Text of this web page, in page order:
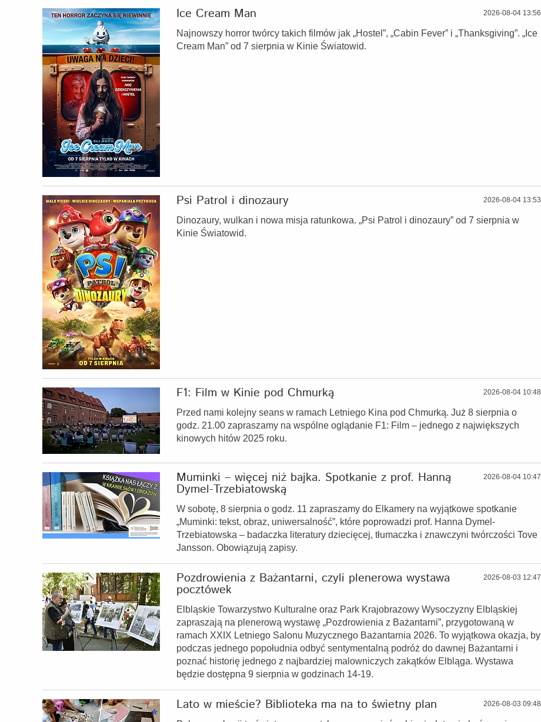
Ice Cream Man 2026-08-04 13:56
Najnowszy horror twórcy takich filmów jak „Hostel”, „Cabin Fever” i „Thanksgiving”. „Ice
Cream Man” od 7 sierpnia w Kinie Światowid.
Psi Patrol i dinozaury 2026-08-04 13:53
Dinozaury, wulkan i nowa misja ratunkowa. „Psi Patrol i dinozaury” od 7 sierpnia w
Kinie Światowid.
F1: Film w Kinie pod Chmurką 2026-08-04 10:48
Przed nami kolejny seans w ramach Letniego Kina pod Chmurką. Już 8 sierpnia o
godz. 21.00 zapraszamy na wspólne oglądanie F1: Film – jednego z największych
kinowych hitów 2025 roku.
Muminki – więcej niż bajka. Spotkanie z prof. Hanną
Dymel-Trzebiatowską
2026-08-04 10:47
W sobotę, 8 sierpnia o godz. 11 zapraszamy do Elkamery na wyjątkowe spotkanie
„Muminki: tekst, obraz, uniwersalność”, które poprowadzi prof. Hanna Dymel-
Trzebiatowska – badaczka literatury dziecięcej, tłumaczka i znawczyni twórczości Tove
Jansson. Obowiązują zapisy.
Pozdrowienia z Bażantarni, czyli plenerowa wystawa
pocztówek
2026-08-03 12:47
Elbląskie Towarzystwo Kulturalne oraz Park Krajobrazowy Wysoczyzny Elbląskiej
zapraszają na plenerową wystawę „Pozdrowienia z Bażantarni”, przygotowaną w
ramach XXIX Letniego Salonu Muzycznego Bażantarnia 2026. To wyjątkowa okazja, by
podczas jednego popołudnia odbyć sentymentalną podróż do dawnej Bażantarni i
poznać historię jednego z najbardziej malowniczych zakątków Elbląga. Wystawa
będzie dostępna 9 sierpnia w godzinach 14-19.
Lato w mieście? Biblioteka ma na to świetny plan 2026-08-03 09:48